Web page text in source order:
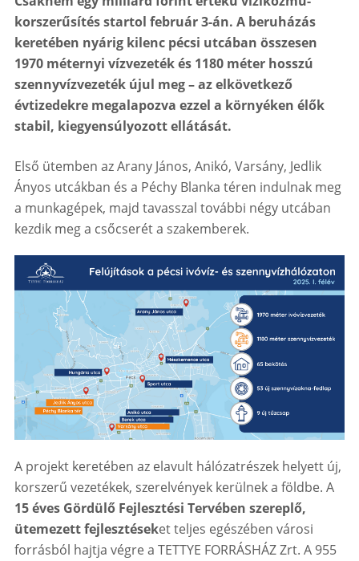
korszerűsítés startol február 3-án. A beruházás
keretében nyárig kilenc pécsi utcában összesen
1970 méternyi vízvezeték és 1180 méter hosszú
szennyvízvezeték újul meg – az elkövetkező
évtizedekre megalapozva ezzel a környéken élők
stabil, kiegyensúlyozott ellátását.
Első ütemben az Arany János, Anikó, Varsány, Jedlik
Ányos utcákban és a Péchy Blanka téren indulnak meg
a munkagépek, majd tavasszal további négy utcában
kezdik meg a csőcserét a szakemberek.
A projekt keretében az elavult hálózatrészek helyett új,
korszerű vezetékek, szerelvények kerülnek a földbe. A
15 éves Gördülő Fejlesztési Tervében szereplő,
ütemezett fejlesztéseket teljes egészében városi
forrásból hajtja végre a TETTYE FORRÁSHÁZ Zrt. A 955